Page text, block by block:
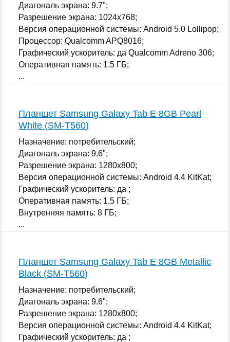
Диагональ экрана: 9.7";
Разрешение экрана: 1024x768;
Версия операционной системы: Android 5.0 Lollipop;
Процессор: Qualcomm APQ8016;
Графический ускоритель: да Qualcomm Adreno 306;
Оперативная память: 1.5 ГБ;
...
Планшет Samsung Galaxy Tab E 8GB Pearl
White (SM-T560)
Назначение: потребительский;
Диагональ экрана: 9.6";
Разрешение экрана: 1280x800;
Версия операционной системы: Android 4.4 KitKat;
Графический ускоритель: да ;
Оперативная память: 1.5 ГБ;
Внутренняя память: 8 ГБ;
...
Планшет Samsung Galaxy Tab E 8GB Metallic
Black (SM-T560)
Назначение: потребительский;
Диагональ экрана: 9.6";
Разрешение экрана: 1280x800;
Версия операционной системы: Android 4.4 KitKat;
Графический ускоритель: да ;